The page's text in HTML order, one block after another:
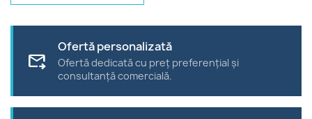
forward_to_inbox
Ofertă personalizată
Ofertă dedicată cu preț preferențial și
consultanță comercială.